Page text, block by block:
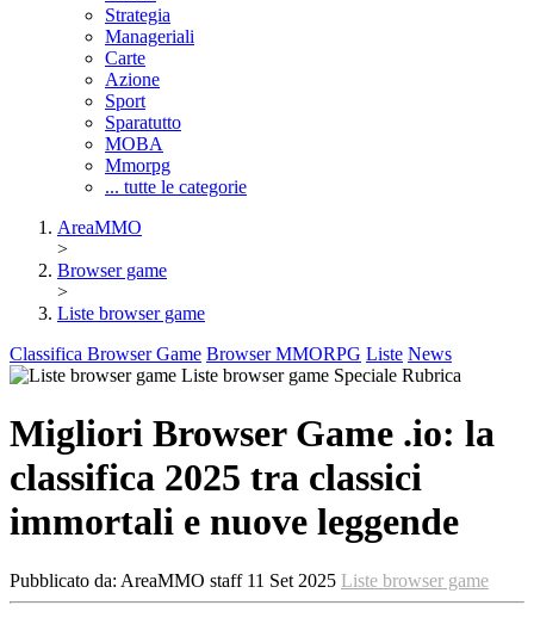
Strategia
Manageriali
Carte
Azione
Sport
Sparatutto
MOBA
Mmorpg
... tutte le categorie
AreaMMO
>
Browser game
>
Liste browser game
Classifica Browser Game Browser MMORPG Liste News
Liste browser game Speciale Rubrica
Migliori Browser Game .io: la
classifica 2025 tra classici
immortali e nuove leggende
Pubblicato da: AreaMMO staff 11 Set 2025 Liste browser game